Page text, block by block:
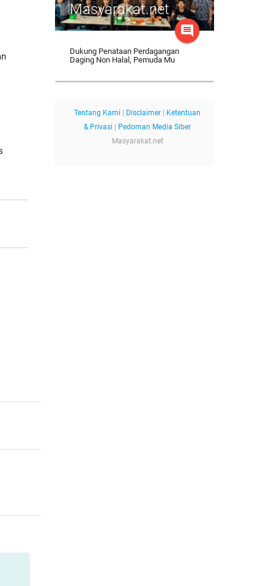
Masyarakat.net
comment
Dukung Penataan Perdagangan
Daging Non Halal, Pemuda Mu
Tentang Kami Disclaimer
Ketentuan
& Privasi
Pedoman Media Siber
Masyarakat.net